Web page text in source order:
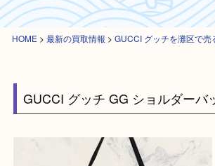
HOME
GUCCI グッチ GG ショルダー